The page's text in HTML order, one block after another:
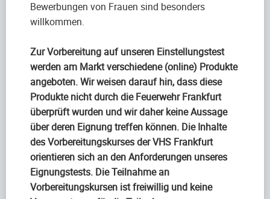
Bewerbungen von Frauen sind besonders
willkommen.
Zur Vorbereitung auf unseren Einstellungstest
werden am Markt verschiedene (online) Produkte
angeboten. Wir weisen darauf hin, dass diese
Produkte nicht durch die Feuerwehr Frankfurt
überprüft wurden und wir daher keine Aussage
über deren Eignung treffen können. Die Inhalte
des Vorbereitungskurses der VHS Frankfurt
orientieren sich an den Anforderungen unseres
Eignungstests. Die Teilnahme an
Vorbereitungskursen ist freiwillig und keine